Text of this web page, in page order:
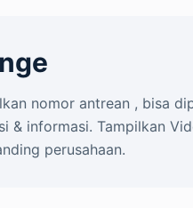
nomor antrean , bisa
& informasi. Tampilkan
perusahaan.